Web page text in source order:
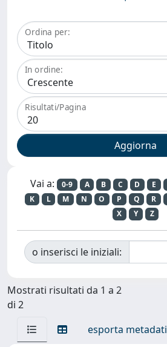
Ordina per:
In ordine:
Risultati/Pagina
Vai a: 0-9 A B C D E
K
L M N O P Q R
X
Y Z
o inserisci le iniziali:
Mostrati risultati da 1 a 2
di 2
esporta metadati